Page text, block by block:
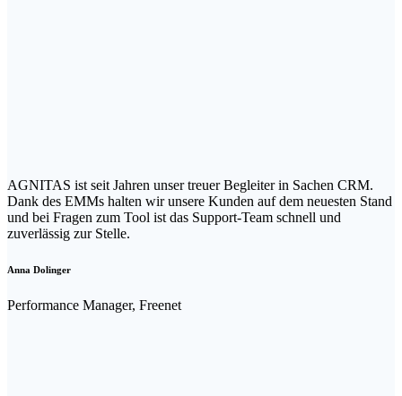
AGNITAS ist seit Jahren unser treuer Begleiter in Sachen CRM.
Dank des EMMs halten wir unsere Kunden auf dem neuesten Stand
und bei Fragen zum Tool ist das Support-Team schnell und
zuverlässig zur Stelle.
Anna Dolinger
Performance Manager, Freenet